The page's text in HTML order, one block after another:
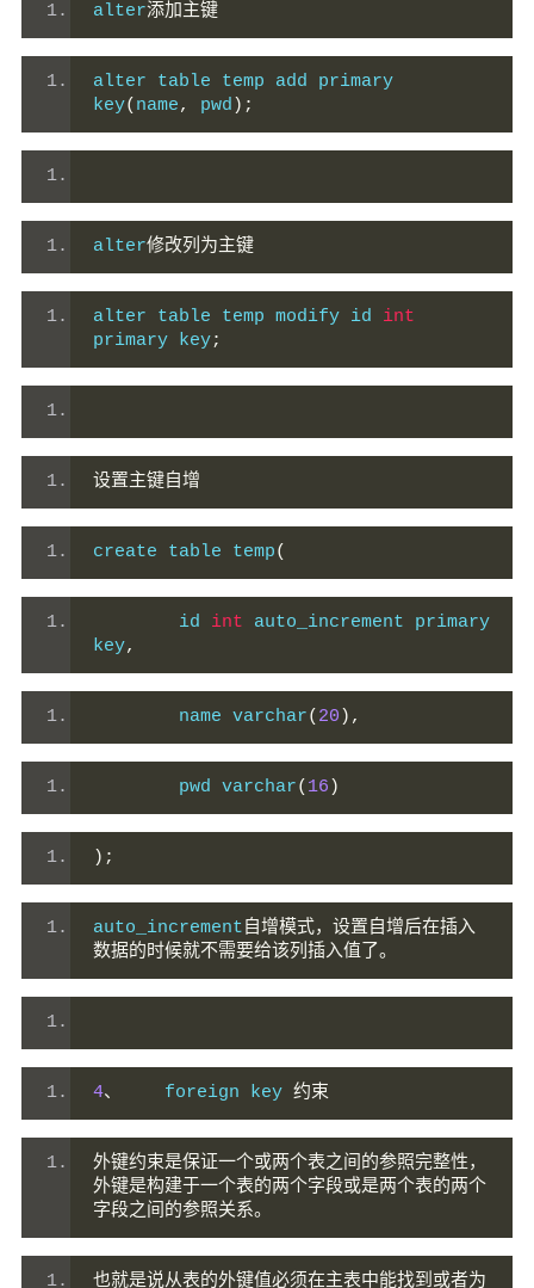
alter添加主键
alter table temp add primary
key( name, pwd );
alter修改列为主键
alter table temp modify id int
primary key;
设置主键自增
create table temp(
        id
int auto_increment primary
key,
        name varchar
( 20 ),
        pwd varchar
( 16 )
);
auto_increment 自增模式，设置自增后在插入
数据的时候就不需要给该列插入值了。
4、
    foreign key
约束
外键约束是保证一个或两个表之间的参照完整性，
外键是构建于一个表的两个字段或是两个表的两个
字段之间的参照关系。
也就是说从表的外键值必须在主表中能找到或者为